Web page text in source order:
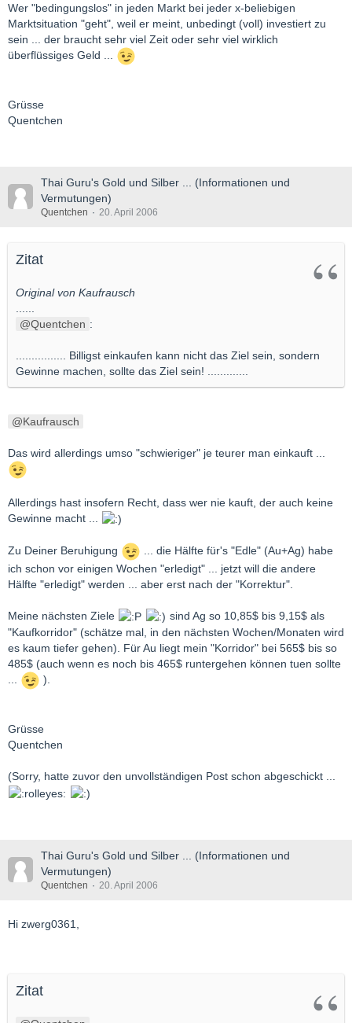
Wer "bedingungslos" in jeden Markt bei jeder x-beliebigen
Marktsituation "geht", weil er meint, unbedingt (voll) investiert zu
sein ... der braucht sehr viel Zeit oder sehr viel wirklich
überflüssiges Geld ...
Grüsse
Quentchen
Thai Guru's Gold und Silber ... (Informationen und
Vermutungen)
Quentchen 20. April 2006
Zitat
Original von Kaufrausch
Quentchen :
................ Billigst einkaufen kann nicht das Ziel sein, sondern
Gewinne machen, sollte das Ziel sein! .............
Kaufrausch
Das wird allerdings umso "schwieriger" je teurer man einkauft ...
Allerdings hast insofern Recht, dass wer nie kauft, der auch keine
Gewinne macht ...
Zu Deiner Beruhigung
... die Hälfte für's "Edle" (Au+Ag) habe
ich schon vor einigen Wochen "erledigt" ... jetzt will die andere
Hälfte "erledigt" werden ... aber erst nach der "Korrektur".
Meine nächsten Ziele
sind Ag so 10,85$ bis 9,15$ als
"Kaufkorridor" (schätze mal, in den nächsten Wochen/Monaten wird
es kaum tiefer gehen). Für Au liegt mein "Korridor" bei 565$ bis so
485$ (auch wenn es noch bis 465$ runtergehen können tuen sollte
...
).
Grüsse
Quentchen
(Sorry, hatte zuvor den unvollständigen Post schon abgeschickt ...
Thai Guru's Gold und Silber ... (Informationen und
Vermutungen)
Quentchen 20. April 2006
Hi zwerg0361,
Zitat